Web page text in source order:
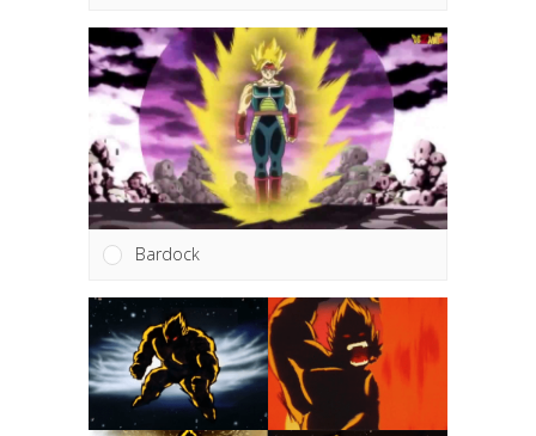
Bardock